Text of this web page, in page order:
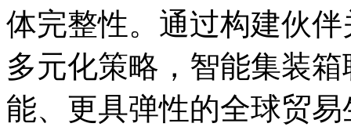
体完整性。通过构建伙
多元化策略，智能集装
能、更具弹性的全球贸